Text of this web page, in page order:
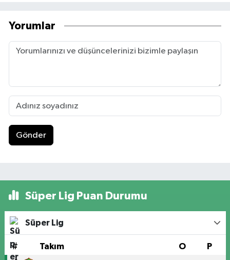
Yorumlar
Gönder
Süper Lig Puan Durumu
Süper Lig
# Takım O P